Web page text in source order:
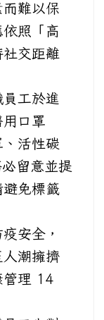
難以保
照「高
交距離
工於進
口罩
活性碳
留意並提
避免標籤
安全，
人潮擁擠
管理 14